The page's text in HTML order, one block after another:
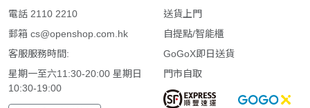
電話 2110 2210
郵箱 cs@openshop.com.hk
客服服務時間:
星期一至六11:30-20:00 星期日
10:30-19:00
送貨上門
自提點/智能櫃
GoGoX即日送貨
門市自取